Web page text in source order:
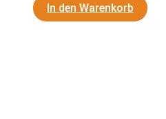
In den Warenkorb